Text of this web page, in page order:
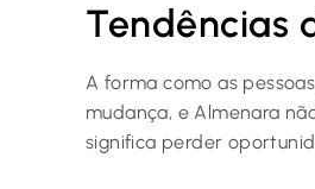
Tendências
A forma como as
mudança, e Almenara
significa perder